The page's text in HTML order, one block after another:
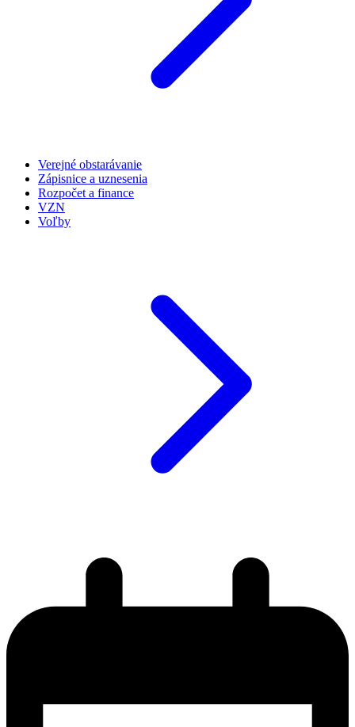
Verejné obstarávanie
Zápisnice a uznesenia
Rozpočet a finance
VZN
Voľby